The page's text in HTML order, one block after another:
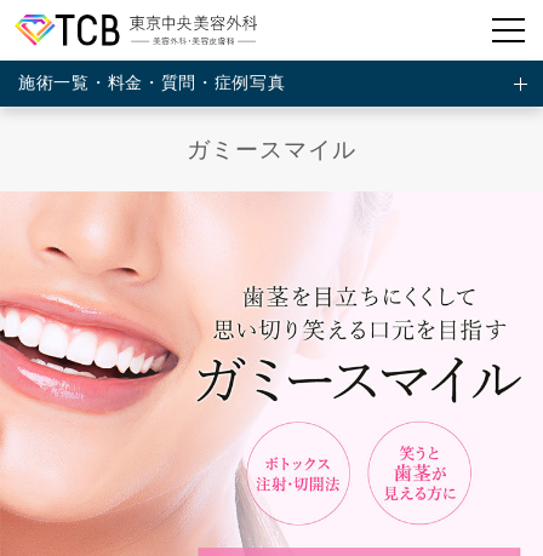
施術一覧・料金・質問・症例写真
ガミースマイル